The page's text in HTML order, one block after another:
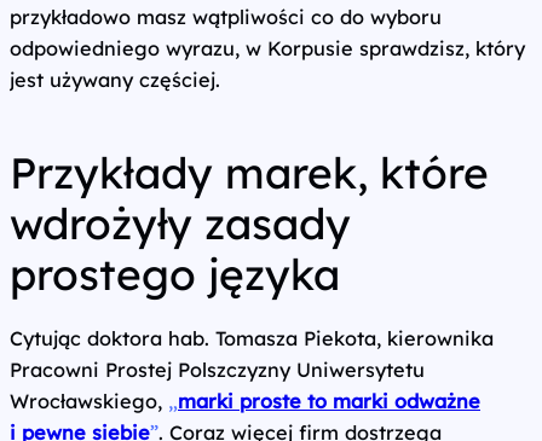
przykładowo masz wątpliwości co do wyboru
odpowiedniego wyrazu, w Korpusie sprawdzisz, który
jest używany częściej.
Przykłady marek, które
wdrożyły zasady
prostego języka
Cytując doktora hab. Tomasza Piekota, kierownika
Pracowni Prostej Polszczyzny Uniwersytetu
Wrocławskiego, „marki proste to marki odważne
i pewne siebie”. Coraz więcej firm dostrzega